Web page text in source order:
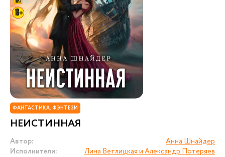
ФАНТАСТИКА. ФЭНТЕЗИ
НЕИСТИННАЯ
Автор:
Анна Шнайдер
Исполнители:
Лина Ветлицкая и Александр Потеряев